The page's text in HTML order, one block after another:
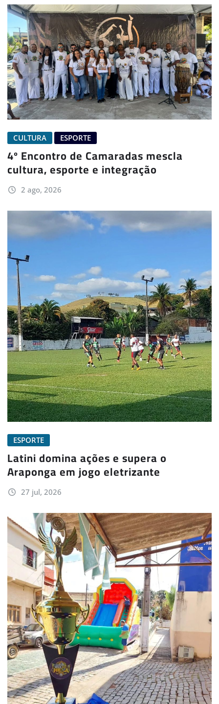
CULTURA ESPORTE
4º Encontro de Camaradas mescla
cultura, esporte e integração
2 ago, 2026
ESPORTE
Latini domina ações e supera o
Araponga em jogo eletrizante
27 jul, 2026